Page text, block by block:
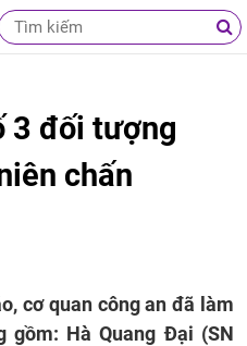
3 đối tượng
chấn
cơ quan công an đã làm
Hà Quang Đại (SN